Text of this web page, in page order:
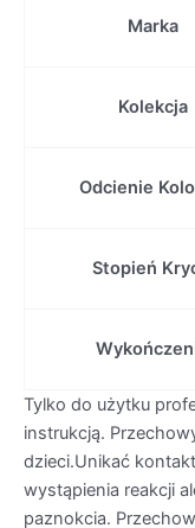
Marka
Kolekcja
Odcienie
Stopień
Tylko do użytku
instrukcją.
dzieci.Unikać
wystąpienia reakcji
paznokcia.